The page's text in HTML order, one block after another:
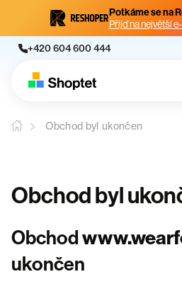
Potkáme se na
Přijď na největší
+420 604 600 444
Obchod byl ukončen
Obchod byl
Obchod
ukončen